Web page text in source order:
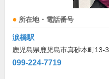
所在地・電話番号
涙橋駅
鹿児島県鹿児島市真砂本町13-3
099-224-7719